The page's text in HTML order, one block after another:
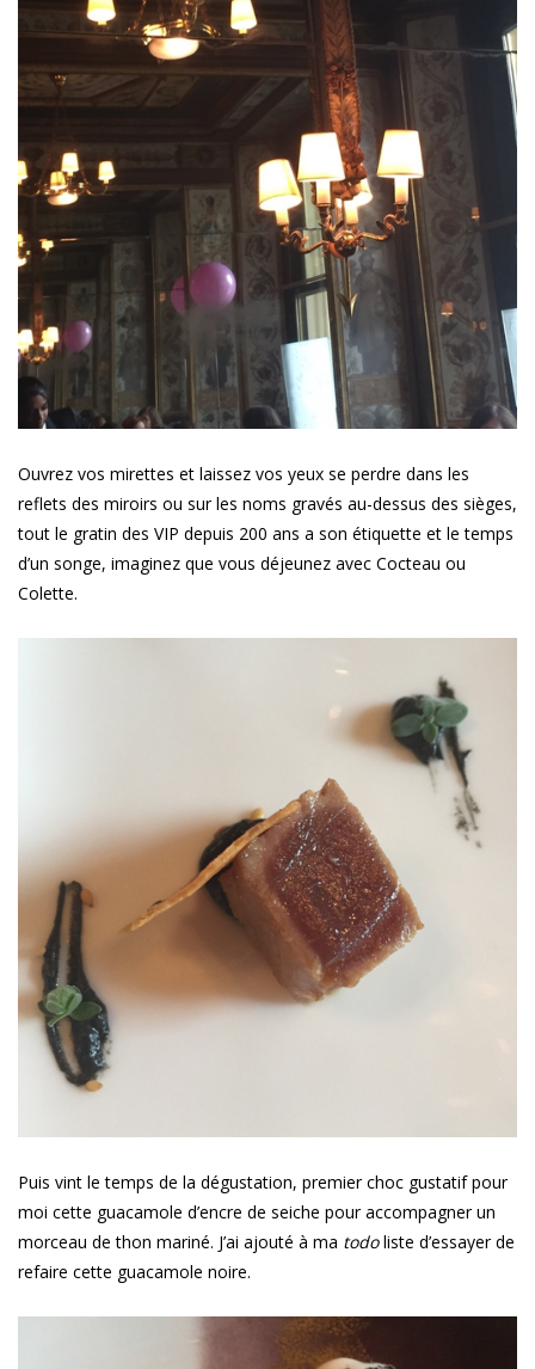
Ouvrez vos mirettes et laissez vos yeux se perdre dans les
reflets des miroirs ou sur les noms gravés au-dessus des sièges,
tout le gratin des VIP depuis 200 ans a son étiquette et le temps
d’un songe, imaginez que vous déjeunez avec Cocteau ou
Colette.
Puis vint le temps de la dégustation, premier choc gustatif pour
moi cette guacamole d’encre de seiche pour accompagner un
morceau de thon mariné. J’ai ajouté à ma todoliste d’essayer de
refaire cette guacamole noire.